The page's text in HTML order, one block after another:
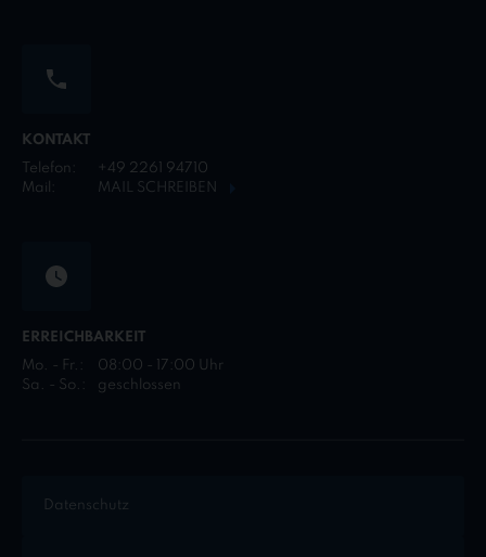
KONTAKT
Telefon:
+49 2261 94710
Mail:
MAIL SCHREIBEN
ERREICHBARKEIT
Mo. - Fr.:
08:00 - 17:00 Uhr
Sa. - So.:
geschlossen
Datenschutz